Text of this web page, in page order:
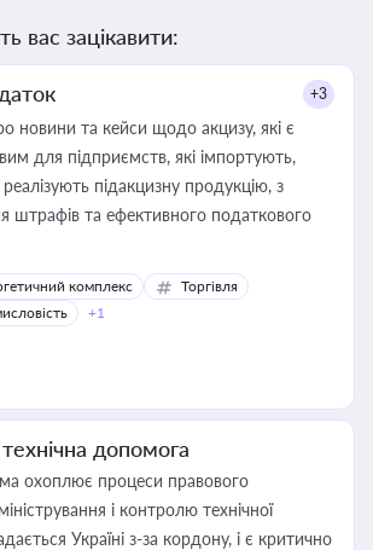
вас зацікавити:
+3
новини та кейси щодо акцизу, які є
для підприємств, які імпортують,
підакцизну продукцію, з
штрафів та ефективного податкового
комплекс
Торгівля
+1
допомога
охоплює процеси правового
і контролю технічної
Україні з-за кордону, і є критично